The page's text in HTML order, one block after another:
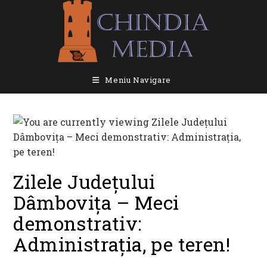
Meniu Navigare
Zilele Județului
Dâmbovița – Meci
demonstrativ:
Administrația, pe teren!